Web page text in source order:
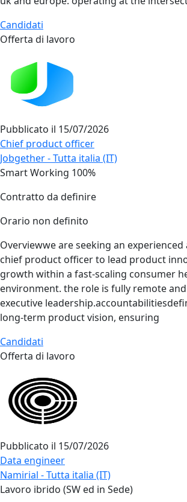
Candidati
Offerta di lavoro
Pubblicato il 15/07/2026
Chief product officer
Jobgether - Tutta italia (IT)
Smart Working 100%
Contratto da definire
Orario non definito
Overviewwe are seeking an
chief product officer to lead product
growth within a fast‑scaling consumer
environment. the role is fully remote
executive
long‑term product vision, ensuring
Candidati
Offerta di lavoro
Pubblicato il 15/07/2026
Data engineer
Namirial - Tutta italia (IT)
Lavoro ibrido (SW ed in Sede)